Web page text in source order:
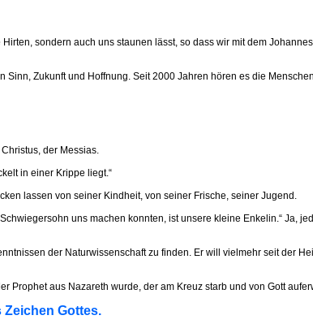
sondern auch uns staunen lässt, so dass wir mit dem
Zukunft und Hoffnung. Seit 2000 Jahren hören es die
der Messias.
in einer Krippe liegt.“
lassen von seiner Kindheit, von seiner Frische, seiner Jugend.
uns machen konnten, ist unsere kleine Enkelin.“ Ja,
der Naturwissenschaft zu finden. Er will vielmehr seit der
Prophet aus Nazareth wurde, der am Kreuz starb und von Gott
Gottes.